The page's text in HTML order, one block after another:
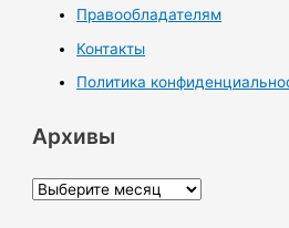
Правообладателям
Контакты
Политика
Архивы
А